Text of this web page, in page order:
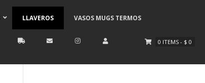
LLAVEROS VASOS MUGS TERMOS
0 ITEMS - $ 0